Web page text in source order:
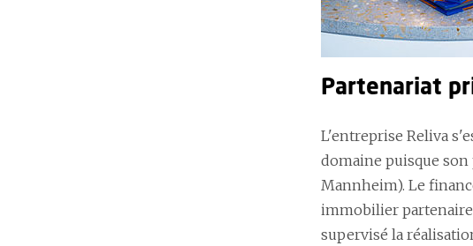
Partenariat
L'entreprise Reliva
domaine puisque
Mannheim). Le
immobilier partenaire
supervisé la